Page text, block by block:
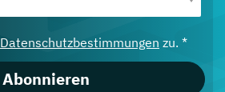
Datenschutzbestimmungen zu. *
Abonnieren